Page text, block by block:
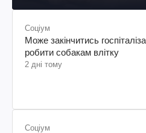
Соціум
Може закінчитись
робити собакам влітку
2 дні тому
Соціум